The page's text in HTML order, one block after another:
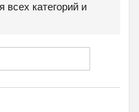
всех категорий и